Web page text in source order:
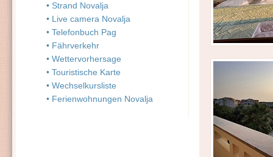
• Strand Novalja
• Live camera Novalja
• Telefonbuch Pag
• Fährverkehr
• Wettervorhersage
• Touristische Karte
• Wechselkursliste
• Ferienwohnungen Novalja